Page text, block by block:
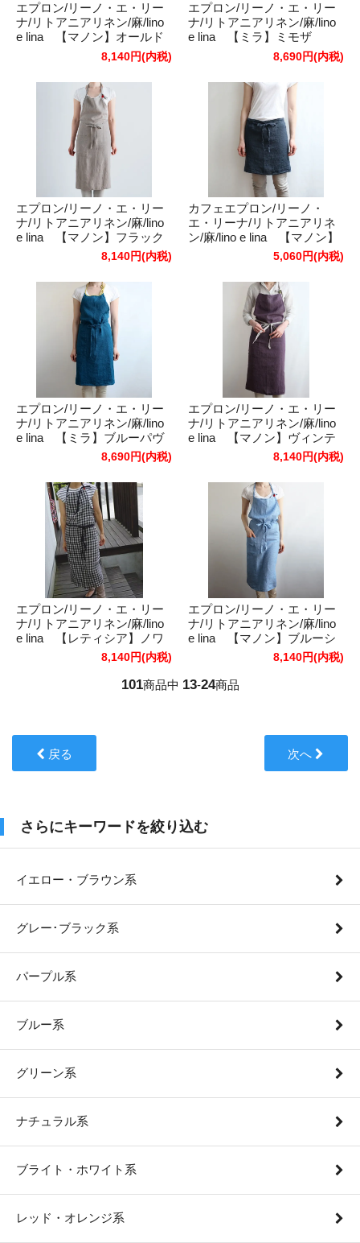
エプロン/リーノ・エ・リー
ナ/リトアニアリネン/麻/lino
e lina 【マノン】オールド
8,140円(内税)
エプロン/リーノ・エ・リー
ナ/リトアニアリネン/麻/lino
e lina 【ミラ】ミモザ
8,690円(内税)
エプロン/リーノ・エ・リー
ナ/リトアニアリネン/麻/lino
e lina 【マノン】フラック
8,140円(内税)
カフェエプロン/リーノ・
エ・リーナ/リトアニアリネ
ン/麻/lino e lina 【マノン】
5,060円(内税)
エプロン/リーノ・エ・リー
ナ/リトアニアリネン/麻/lino
e lina 【ミラ】ブルーパヴ
8,690円(内税)
エプロン/リーノ・エ・リー
ナ/リトアニアリネン/麻/lino
e lina 【マノン】ヴィンテ
8,140円(内税)
エプロン/リーノ・エ・リー
ナ/リトアニアリネン/麻/lino
e lina 【レティシア】ノワ
8,140円(内税)
エプロン/リーノ・エ・リー
ナ/リトアニアリネン/麻/lino
e lina 【マノン】ブルーシ
8,140円(内税)
101商品中 13-24商品
戻る 次へ
さらにキーワードを絞り込む
イエロー・ブラウン系
グレー･ブラック系
パープル系
ブルー系
グリーン系
ナチュラル系
ブライト・ホワイト系
レッド・オレンジ系